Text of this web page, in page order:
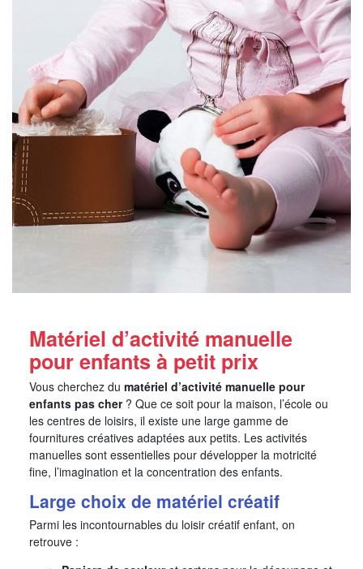
Matériel d’activité manuelle
pour enfants à petit prix
Vous cherchez du matériel d’activité manuelle pour
enfants pas cher? Que ce soit pour la maison, l’école ou
les centres de loisirs, il existe une large gamme de
fournitures créatives adaptées aux petits. Les activités
manuelles sont essentielles pour développer la motricité
fine, l’imagination et la concentration des enfants.
Large choix de matériel créatif
Parmi les incontournables du loisir créatif enfant, on
retrouve :